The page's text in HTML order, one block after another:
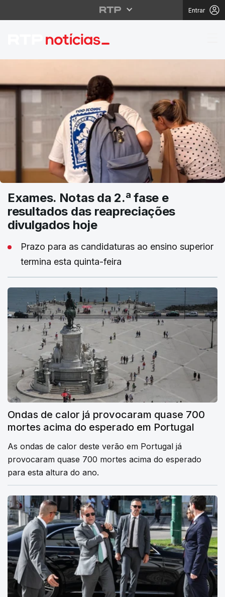
Entrar
RTP Notícias
Exames. Notas da 2.ª fase e
resultados das reapreciações
divulgados hoje
Prazo para as candidaturas ao ensino superior
termina esta quinta-feira
Ondas de calor já provocaram quase 700
mortes acima do esperado em Portugal
As ondas de calor deste verão em Portugal já
provocaram quase 700 mortes acima do esperado
para esta altura do ano.